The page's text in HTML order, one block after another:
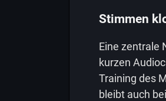
Stimmen
Eine zentrale
kurzen
Training des
bleibt auch